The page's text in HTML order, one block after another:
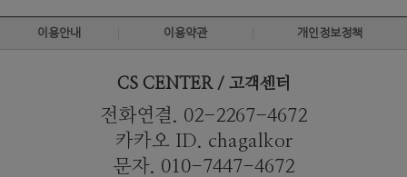
이용안내 이용약관 개인정보정책
CS CENTER / 고객센터
전화연결. 02-2267-4672
카카오 ID. chagalkor
문자. 010-7447-4672